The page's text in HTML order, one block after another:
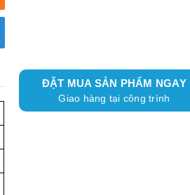
ĐẶT MUA SẢN PHẨM NGAY
Giao hàng tại công trình